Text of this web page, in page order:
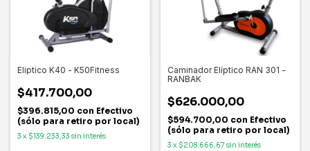
Eliptico K40 - K50Fitness
$417.700,00
$396.815,00 con Efectivo
(sólo para retiro por local)
3 x $139.233,33 sin interés
Caminador Elíptico RAN 301 -
RANBAK
$626.000,00
$594.700,00 con Efectivo
(sólo para retiro por local)
3 x $208.666,67 sin interés